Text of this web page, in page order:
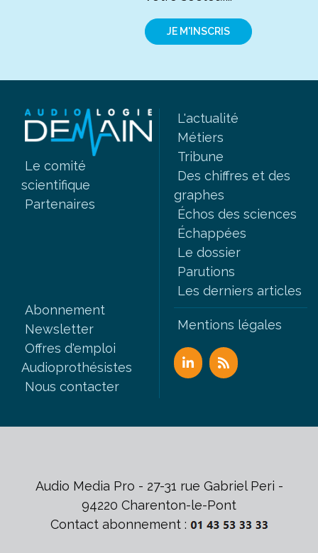
JE M'INSCRIS
Le comité
scientifique
Partenaires
L'actualité
Métiers
Tribune
Des chiffres et des
graphes
Échos des sciences
Échappées
Le dossier
Parutions
Les derniers articles
Abonnement
Newsletter
Offres d'emploi
Audioprothésistes
Nous contacter
Mentions légales
Audio Media Pro - 27-31 rue Gabriel Peri -
94220 Charenton-le-Pont
Contact abonnement :